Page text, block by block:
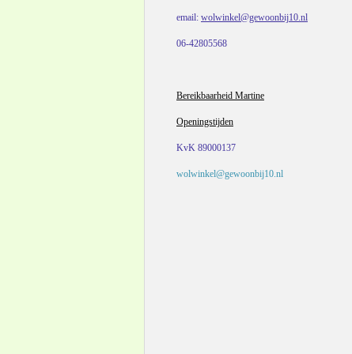
email: wolwinkel@gewoonbij10.nl
06-42805568
Bereikbaarheid Martine
Openingstijden
KvK 89000137
wolwinkel@gewoonbij10.nl